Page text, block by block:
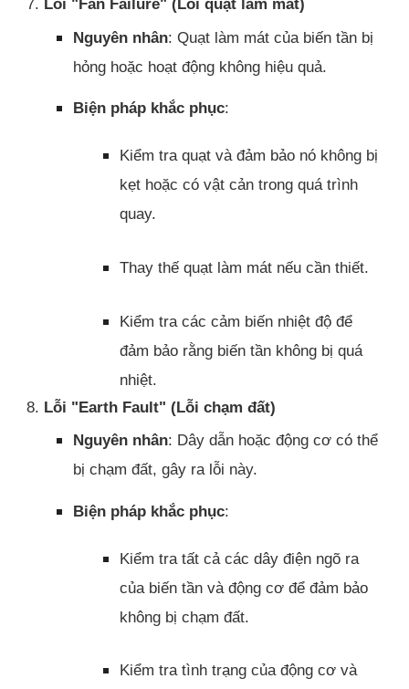
7. Lỗi "Fan Failure" (Lỗi quạt làm mát)
Nguyên nhân: Quạt làm mát của biến tần bị
hỏng hoặc hoạt động không hiệu quả.
Biện pháp khắc phục:
Kiểm tra quạt và đảm bảo nó không bị
kẹt hoặc có vật cản trong quá trình
quay.
Thay thế quạt làm mát nếu cần thiết.
Kiểm tra các cảm biến nhiệt độ để
đảm bảo rằng biến tần không bị quá
nhiệt.
8. Lỗi "Earth Fault" (Lỗi chạm đất)
Nguyên nhân: Dây dẫn hoặc động cơ có thể
bị chạm đất, gây ra lỗi này.
Biện pháp khắc phục:
Kiểm tra tất cả các dây điện ngõ ra
của biến tần và động cơ để đảm bảo
không bị chạm đất.
Kiểm tra tình trạng của động cơ và